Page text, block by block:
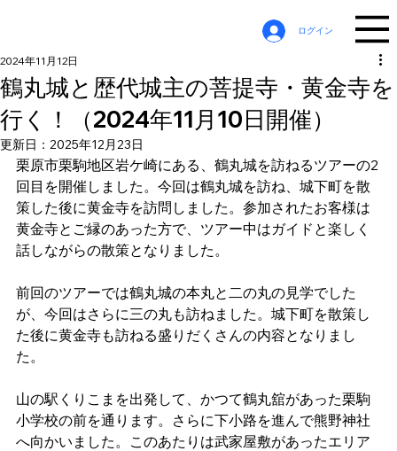
ログイン
鶴丸城と歴代城主の菩提寺・黄金寺を
行く！（2024年11月10日開催）
2024年11月12日
更新日： 2025年12月23日
栗原市栗駒地区岩ケ崎にある、鶴丸城を訪ねるツアーの2
回目を開催しました。今回は鶴丸城を訪ね、城下町を散
策した後に黄金寺を訪問しました。参加されたお客様は
黄金寺とご縁のあった方で、ツアー中はガイドと楽しく
話しながらの散策となりました。
前回のツアーでは鶴丸城の本丸と二の丸の見学でした
が、今回はさらに三の丸も訪ねました。城下町を散策し
た後に黄金寺も訪ねる盛りだくさんの内容となりまし
た。
山の駅くりこまを出発して、かつて鶴丸舘があった栗駒
小学校の前を通ります。さらに下小路を進んで熊野神社
へ向かいました。このあたりは武家屋敷があったエリア